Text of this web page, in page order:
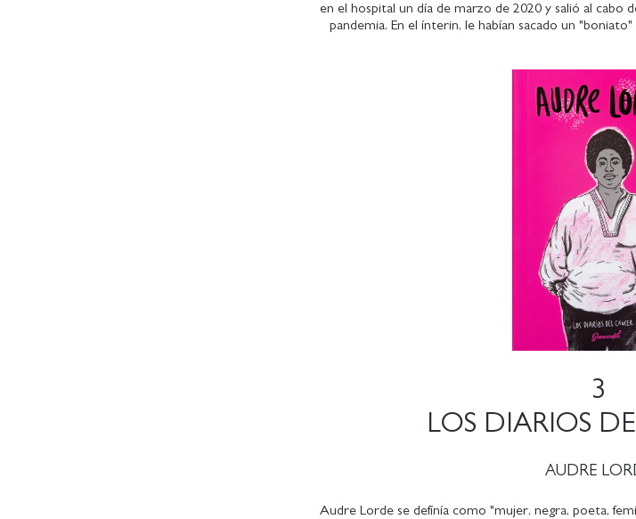
en el hospital un día de marzo de 2020 y salió al cabo
pandemia. En el ínterin, le habían sacado un
3
LOS DIARIOS
AUDRE
Audre Lorde se defínía como "mujer, negra, poeta,